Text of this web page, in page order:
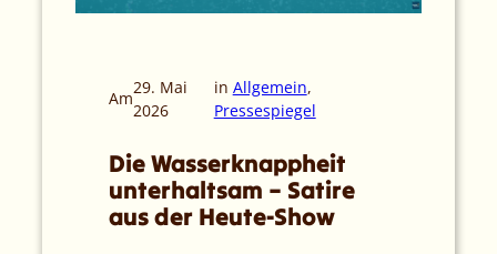
Am
29. Mai
2026
in Allgemein
Pressespiegel
Die Wasserknappheit
unterhaltsam – Satire
aus der Heute-Show